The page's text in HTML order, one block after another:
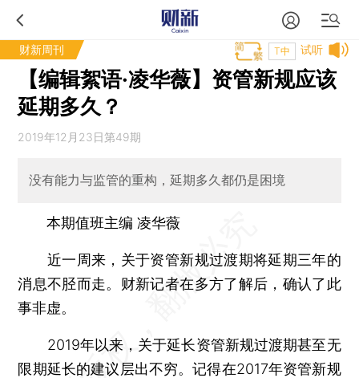
财新周刊 试听
T中
【编辑絮语·凌华薇】资管新规应该
延期多久？
2019年12月23日第49期
没有能力与监管的重构，延期多久都仍是困境
本期值班主编 凌华薇
近一周来，关于资管新规过渡期将延期三年的
消息不胫而走。财新记者在多方了解后，确认了此
事非虚。
2019年以来，关于延长资管新规过渡期甚至无
限期延长的建议层出不穷。记得在2017年资管新规